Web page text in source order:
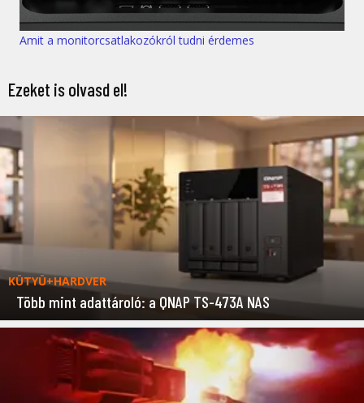
Amit a monitorcsatlakozókról tudni érdemes
Ezeket is olvasd el!
KÜTYÜ+HARDVER
Több mint adattároló: a QNAP TS-473A NAS